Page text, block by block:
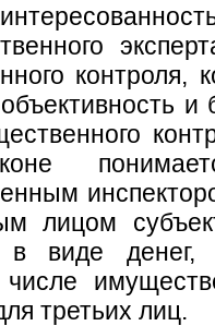
контроля,
и
лицом
в виде денег,
третьих лиц.